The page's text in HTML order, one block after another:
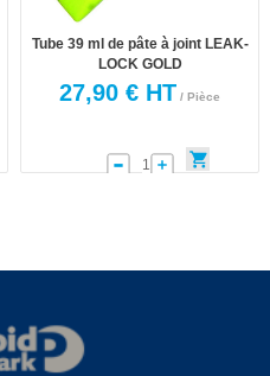
Tube 39 ml de pâte à joint LEAK-
LOCK GOLD
27,90 € HT / Pièce